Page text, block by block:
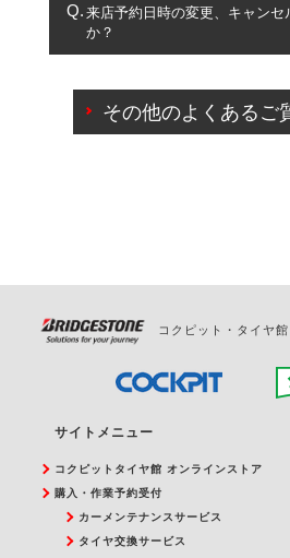
複数サービスのご予約は可能で
一部の商品・サービスの組み合わせ
出来ないものもございます。
来店予約日時の変更、キャンセ
か？
ご来店予約日の3営業日前を過
の日時変更につきましては、直
その他のよくあるご
コクピット・タイヤ
サイトメニュー
コクピットタイヤ館 オンラインストア
購入・作業予約受付
カーメンテナンスサービス
タイヤ交換サービス